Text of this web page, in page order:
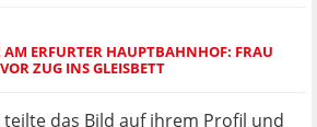
AM ERFURTER HAUPTBAHNHOF: FRAU
ZUG INS GLEISBETT
teilte das Bild auf ihrem Profil und